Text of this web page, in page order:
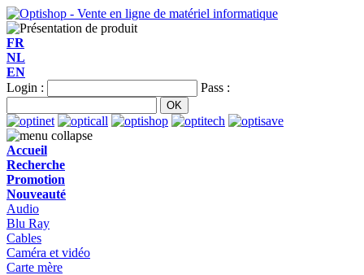
FR
NL
EN
Login :
Pass :
Accueil
Recherche
Promotion
Nouveauté
Audio
Blu Ray
Cables
Caméra et vidéo
Carte mère